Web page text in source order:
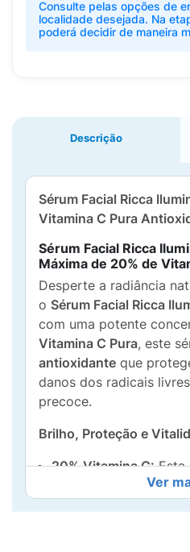
Consulte pelas opções de
localidade desejada. Na
poderá decidir de maneira
Descrição
Sérum Facial Ricca
Vitamina C Pura
Sérum Facial Ricca
Máxima de 20% de
Desperte a radiância
o Sérum Facial Ricca
com uma potente
Vitamina C Pura, este
antioxidante que
danos dos radicais
precoce.
Brilho, Proteção e
20% Vitamina C:Esta
clinicamente eficaz
Ver